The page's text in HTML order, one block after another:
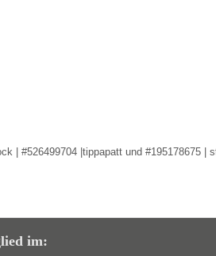
| #526499704 |tippapatt und #195178675 |
im: